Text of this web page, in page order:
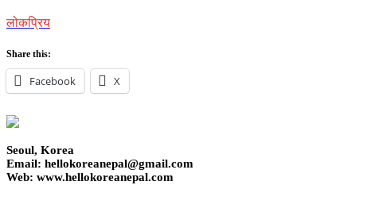
लोकप्रिय
Share this:
Facebook X
Seoul, Korea
Email: hellokoreanepal@gmail.com
Web: www.hellokoreanepal.com